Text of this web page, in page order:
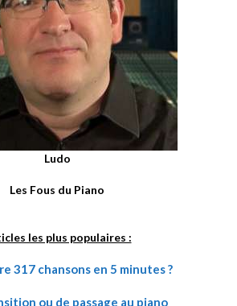
Ludo
Les Fous du Piano
les plus populaires :
317 chansons en 5 minutes ?
ou de passage au piano